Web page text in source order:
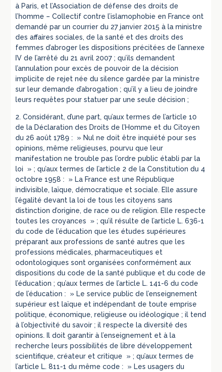
à Paris, et l’Association de défense des droits de
l’homme – Collectif contre l’islamophobie en France ont
demandé par un courrier du 27 janvier 2015 à la ministre
des affaires sociales, de la santé et des droits des
femmes d’abroger les dispositions précitées de l’annexe
IV de l’arrêté du 21 avril 2007 ; qu’ils demandent
l’annulation pour excès de pouvoir de la décision
implicite de rejet née du silence gardée par la ministre
sur leur demande d’abrogation ; qu’il y a lieu de joindre
leurs requêtes pour statuer par une seule décision ;
2. Considérant, d’une part, qu’aux termes de l’article 10
de la Déclaration des Droits de l’Homme et du Citoyen
du 26 août 1789 : » Nul ne doit être inquiété pour ses
opinions, même religieuses, pourvu que leur
manifestation ne trouble pas l’ordre public établi par la
loi » ; qu’aux termes de l’article 2 de la Constitution du 4
octobre 1958 : » La France est une République
indivisible, laïque, démocratique et sociale. Elle assure
l’égalité devant la loi de tous les citoyens sans
distinction d’origine, de race ou de religion. Elle respecte
toutes les croyances » ; qu’il résulte de l’article L. 636-1
du code de l’éducation que les études supérieures
préparant aux professions de santé autres que les
professions médicales, pharmaceutiques et
odontologiques sont organisées conformément aux
dispositions du code de la santé publique et du code de
l’éducation ; qu’aux termes de l’article L. 141-6 du code
de l’éducation : » Le service public de l’enseignement
supérieur est laïque et indépendant de toute emprise
politique, économique, religieuse ou idéologique ; il tend
à l’objectivité du savoir ; il respecte la diversité des
opinions. Il doit garantir à l’enseignement et à la
recherche leurs possibilités de libre développement
scientifique, créateur et critique » ; qu’aux termes de
l’article L. 811-1 du même code : » Les usagers du